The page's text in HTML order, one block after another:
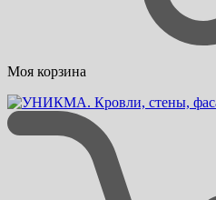
Моя корзина